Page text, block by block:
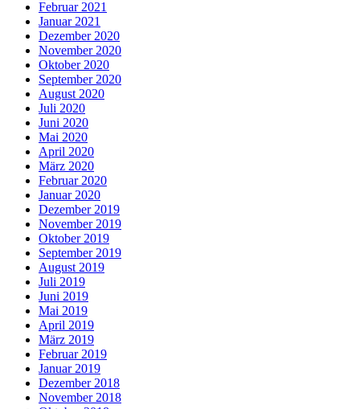
Februar 2021
Januar 2021
Dezember 2020
November 2020
Oktober 2020
September 2020
August 2020
Juli 2020
Juni 2020
Mai 2020
April 2020
März 2020
Februar 2020
Januar 2020
Dezember 2019
November 2019
Oktober 2019
September 2019
August 2019
Juli 2019
Juni 2019
Mai 2019
April 2019
März 2019
Februar 2019
Januar 2019
Dezember 2018
November 2018